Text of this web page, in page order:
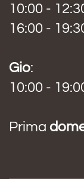
10:00 -
16:00 -
Gio:
10:00 -
Prima